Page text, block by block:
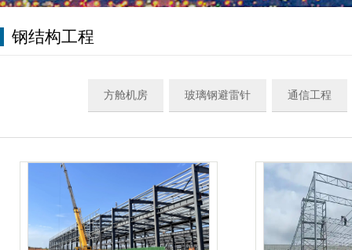
钢结构工程
方舱机房 玻璃钢避雷针 通信工程